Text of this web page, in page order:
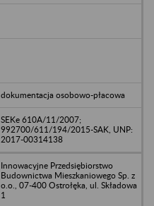
dokumentacja osobowo-płacowa
SEKe 610A/11/2007;
992700/611/194/2015-SAK, UNP:
2017-00314138
Innowacyjne Przedsiębiorstwo
Budownictwa Mieszkaniowego Sp. z
o.o., 07-400 Ostrołęka, ul. Składowa
1